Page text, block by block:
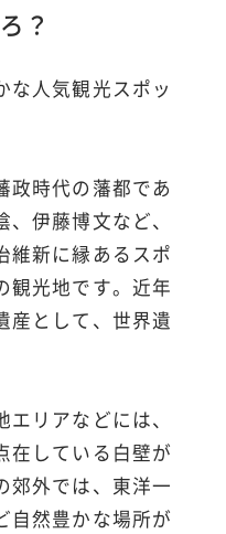
？
な人気観光スポッ
政時代の藩都であ
伊藤博文など、
維新に縁あるスポ
観光地です。近年
産として、世界遺
リアなどには、
在している白壁が
郊外では、東洋一
自然豊かな場所が